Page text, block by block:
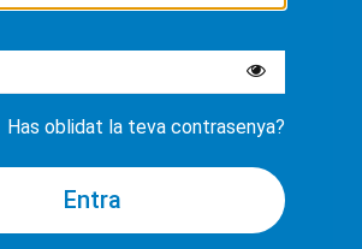
Has oblidat la teva contrasenya?